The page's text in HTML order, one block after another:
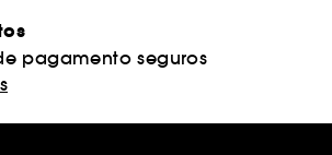
pagamento seguros